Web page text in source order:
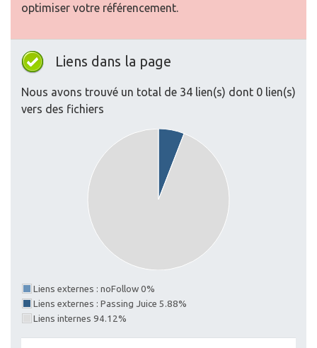
optimiser votre référencement.
Liens dans la page
Nous avons trouvé un total de 34 lien(s) dont 0 lien(s)
vers des fichiers
Liens externes : noFollow 0%
Liens externes : Passing Juice 5.88%
Liens internes 94.12%